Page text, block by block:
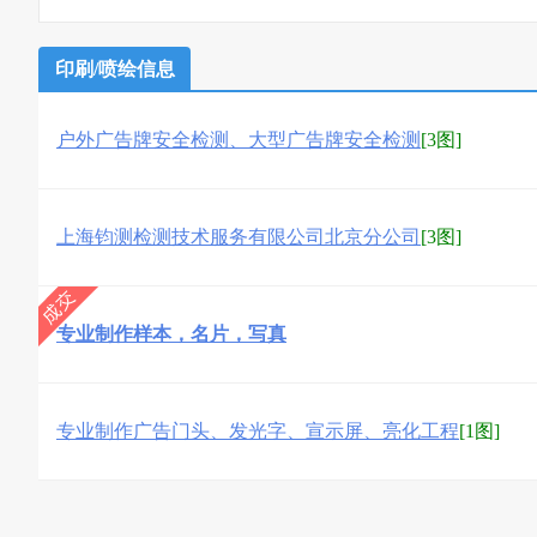
印刷/喷绘信息
户外广告牌安全检测、大型广告牌安全检测 [3图]
上海钧测检测技术服务有限公司北京分公司 [3图]
专业制作样本，名片，写真
专业制作广告门头、发光字、宣示屏、亮化工程[1图]